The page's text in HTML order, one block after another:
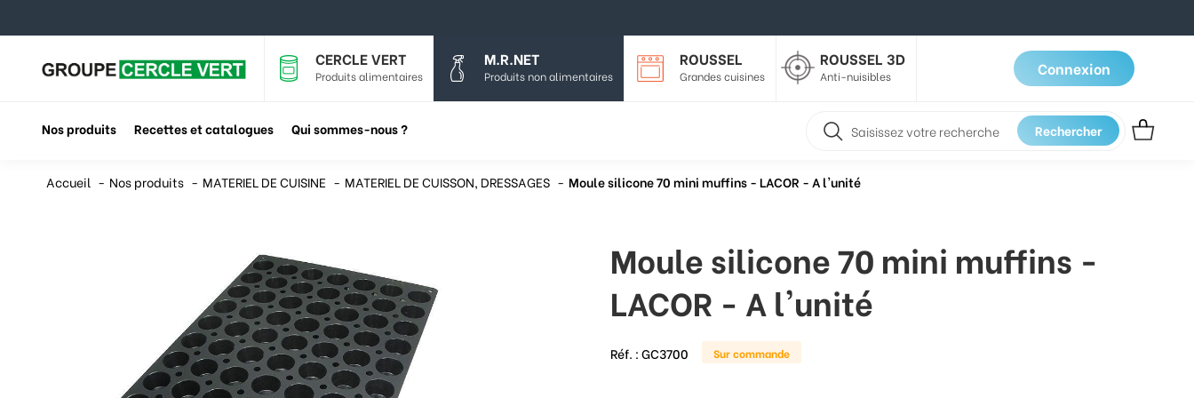
CERCLE VERT
Produits alimentaires
M.R.NET
Produits non alimentaires
ROUSSEL
Grandes cuisines
ROUSSEL 3D
Anti-nuisibles Connexion
Nos produits Recettes et catalogues Qui sommes-nous ? Rechercher
Accueil Nos produits MATERIEL DE CUISINE MATERIEL DE CUISSON, DRESSAGES Moule silicone 70 mini muffins - LACOR - A l'unité
Moule silicone 70 mini muffins -
LACOR - A l'unité
Réf. :GC3700 Sur commande